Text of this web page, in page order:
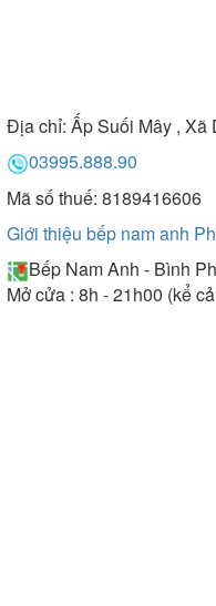
Địa chỉ: Ấp Suối Mây , Xã
03995.888.90
Mã số thuế: 8189416606
Giới thiệu bếp nam anh
Bếp Nam Anh - Bình
Mở cửa : 8h - 21h00 (kể